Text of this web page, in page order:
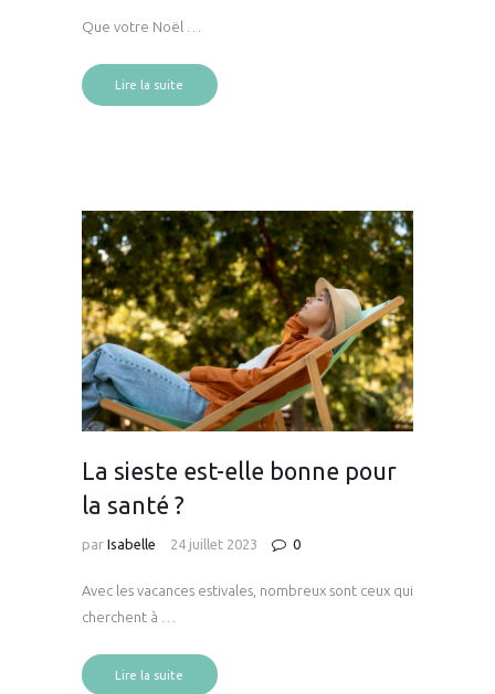
Que votre Noël …
Lire la suite
La sieste est-elle bonne pour
la santé ?
par Isabelle 24 juillet 2023 0
Avec les vacances estivales, nombreux sont ceux qui
cherchent à …
Lire la suite